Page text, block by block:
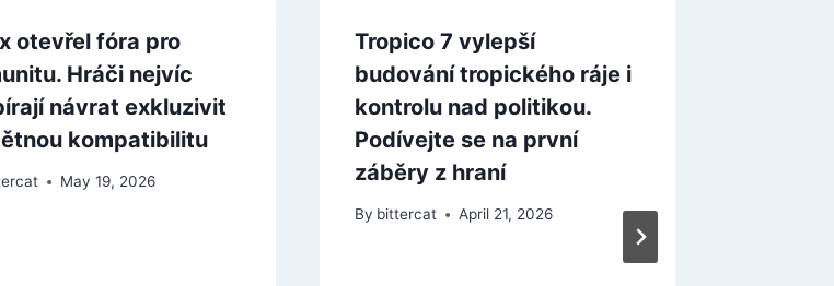
otevřel fóra pro
Hráči nejvíc
návrat exkluzivit
kompatibilitu
May 19, 2026
Tropico 7 vylepší
budování tropického ráje i
kontrolu nad politikou.
Podívejte se na první
záběry z hraní
By bittercat April 21, 2026